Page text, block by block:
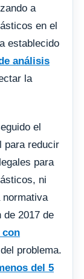
a
en el
establecido
análisis
la
el
para reducir
para
ni
normativa
de 2017 de
con
problema.
del 5